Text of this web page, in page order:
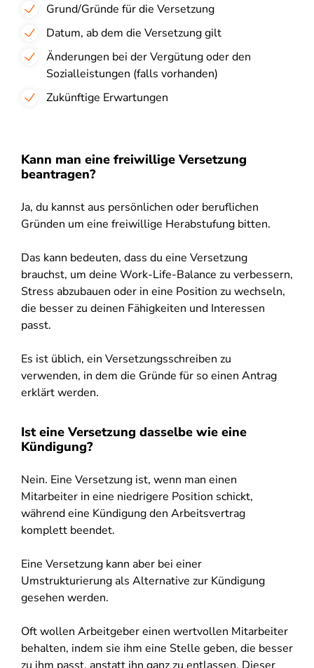
Grund/Gründe für die Versetzung
Datum, ab dem die Versetzung gilt
Änderungen bei der Vergütung oder den
Sozialleistungen (falls vorhanden)
Zukünftige Erwartungen
Kann man eine freiwillige Versetzung
beantragen?
Ja, du kannst aus persönlichen oder beruflichen
Gründen um eine freiwillige Herabstufung bitten.
Das kann bedeuten, dass du eine Versetzung
brauchst, um deine Work-Life-Balance zu verbessern,
Stress abzubauen oder in eine Position zu wechseln,
die besser zu deinen Fähigkeiten und Interessen
passt.
Es ist üblich, ein Versetzungsschreiben zu
verwenden, in dem die Gründe für so einen Antrag
erklärt werden.
Ist eine Versetzung dasselbe wie eine
Kündigung?
Nein. Eine Versetzung ist, wenn man einen
Mitarbeiter in eine niedrigere Position schickt,
während eine Kündigung den Arbeitsvertrag
komplett beendet.
Eine Versetzung kann aber bei einer
Umstrukturierung als Alternative zur Kündigung
gesehen werden.
Oft wollen Arbeitgeber einen wertvollen Mitarbeiter
behalten, indem sie ihm eine Stelle geben, die besser
zu ihm passt, anstatt ihn ganz zu entlassen. Dieser